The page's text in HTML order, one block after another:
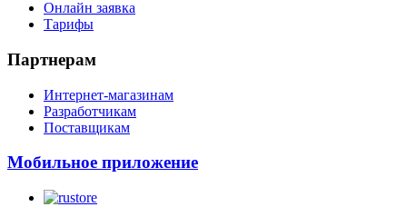
Онлайн заявка
Тарифы
Партнерам
Интернет-магазинам
Разработчикам
Поставщикам
Мобильное приложение